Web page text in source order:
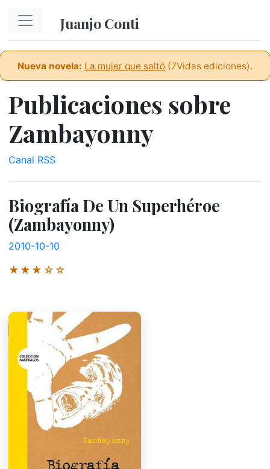
Juanjo Conti
Nueva novela: La mujer que saltó (7Vidas ediciones).
Publicaciones sobre
Zambayonny
Canal RSS
Biografía De Un Superhéroe
(Zambayonny)
2010-10-10
★★★☆☆